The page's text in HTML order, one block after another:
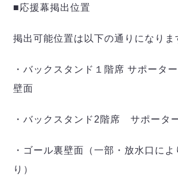
■応援幕掲出位置
掲出可能位置は以下の通りになりま
・バックスタンド１階席 サポータ
壁面
・バックスタンド2階席 サポータ
・ゴール裏壁面（一部・放水口に
り）